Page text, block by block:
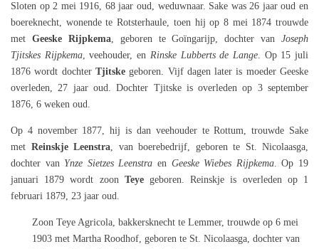
Sloten op 2 mei 1916, 68 jaar oud, weduwnaar. Sake was 26 jaar oud en
boereknecht, wonende te Rotsterhaule, toen hij op 8 mei 1874 trouwde
met Geeske Rijpkema, geboren te Goïngarijp, dochter van Joseph
Tjitskes Rijpkema, veehouder, en Rinske Lubberts de Lange. Op 15 juli
1876 wordt dochter Tjitskegeboren. Vijf dagen later is moeder Geeske
overleden, 27 jaar oud. Dochter Tjitske is overleden op 3 september
1876, 6 weken oud.
Op 4 november 1877, hij is dan veehouder te Rottum, trouwde Sake
met Reinskje Leenstra, van boerebedrijf, geboren te St. Nicolaasga,
dochter van Ynze Sietzes Leenstra en Geeske Wiebes Rijpkema. Op 19
januari 1879 wordt zoon Teyegeboren. Reinskje is overleden op 1
februari 1879, 23 jaar oud.
Zoon Teye Agricola, bakkersknecht te Lemmer, trouwde op 6 mei
1903 met Martha Roodhof, geboren te St. Nicolaasga, dochter van